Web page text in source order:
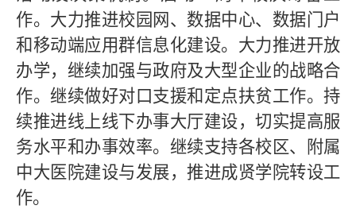
作。大力推进校园网、数据中心、数据门户
和移动端应用群信息化建设。大力推进开放
办学，继续加强与政府及大型企业的战略合
作。继续做好对口支援和定点扶贫工作。持
续推进线上线下办事大厅建设，切实提高服
务水平和办事效率。继续支持各校区、附属
中大医院建设与发展，推进成贤学院转设工
作。